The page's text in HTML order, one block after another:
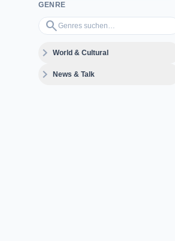
GENRE
search
Genres suchen…
expand_moreWorld & Cultural
expand_moreNews & Talk